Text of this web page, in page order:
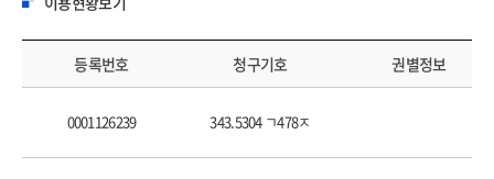
第30條
1. 本條の意義=10
2. 納稅者基本權=13
第3章 日本國憲法第7章(財政)の硏究=17
槪說=17
등록번호 청구기호 권별정보
0001126239 343.5304 ㄱ478ㅈ